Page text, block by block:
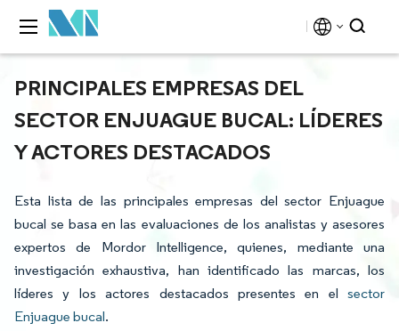
PRINCIPALES EMPRESAS DEL
SECTOR ENJUAGUE BUCAL: LÍDERES
Y ACTORES DESTACADOS
Esta lista de las principales empresas del sector Enjuague
bucal se basa en las evaluaciones de los analistas y asesores
expertos de Mordor Intelligence, quienes, mediante una
investigación exhaustiva, han identificado las marcas, los
líderes y los actores destacados presentes en el sector
Enjuague bucal.